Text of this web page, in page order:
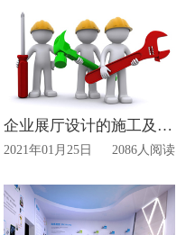
企业展厅设计的施工及验收标准
2021年01月25日 2086人阅读